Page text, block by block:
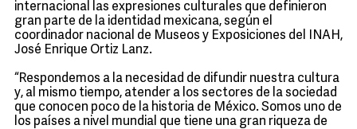
internacional las expresiones culturales que definieron
gran parte de la identidad mexicana, según el
coordinador nacional de Museos y Exposiciones del INAH,
José Enrique Ortiz Lanz.
“Respondemos a la necesidad de difundir nuestra cultura
y, al mismo tiempo, atender a los sectores de la sociedad
que conocen poco de la historia de México. Somos uno de
los países a nivel mundial que tiene una gran riqueza de